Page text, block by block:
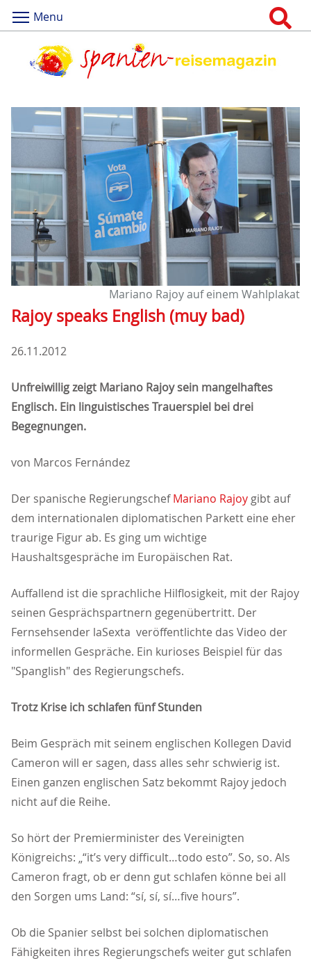
Menu
Mariano Rajoy auf einem Wahlplakat
Rajoy speaks English (muy bad)
26.11.2012
Unfreiwillig zeigt Mariano Rajoy sein mangelhaftes
Englisch. Ein linguistisches Trauerspiel bei drei
Begegnungen.
von Marcos Fernández
Der spanische RegierungschefMariano Rajoy gibt auf
dem internationalen diplomatischen Parkett eine eher
traurige Figur ab. Es ging um wichtige
Haushaltsgespräche im Europäischen Rat.
Auffallend ist die sprachliche Hilflosigkeit, mit der Rajoy
seinen Gesprächspartnern gegenübertritt. Der
Fernsehsender laSexta veröffentlichte das Video der
informellen Gespräche. Ein kurioses Beispiel für das
"Spanglish" des Regierungschefs.
Trotz Krise ich schlafen fünf Stunden
Beim Gespräch mit seinem englischen Kollegen David
Cameron will er sagen, dass alles sehr schwierig ist.
Einen ganzen englischen Satz bekommt Rajoy jedoch
nicht auf die Reihe.
So hört der Premierminister des Vereinigten
Königreichs: „“it’s very difficult…todo esto”. So, so. Als
Cameron fragt, ob er denn gut schlafen könne bei all
den Sorgen ums Land: “sí, sí, sí…five hours”.
Ob die Spanier selbst bei solchen diplomatischen
Fähigkeiten ihres Regierungschefs weiter gut schlafen